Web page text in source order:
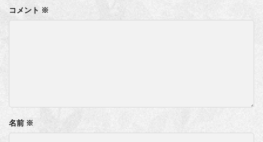
コメント ※
名前 ※